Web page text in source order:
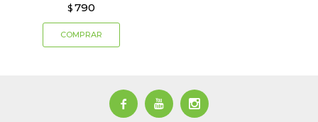
$ 790
  